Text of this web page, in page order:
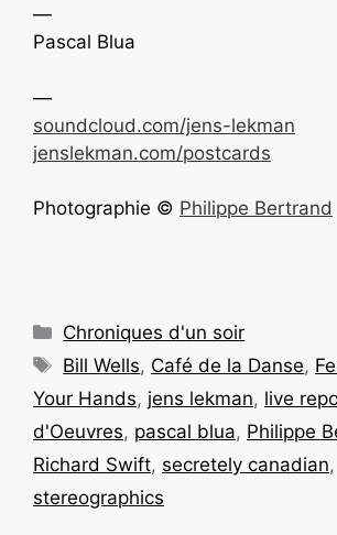
—
Pascal Blua
—
soundcloud.com/jens-lekman
jenslekman.com/postcards
Photographie © Philippe Bertrand
Chroniques d'un soir
Bill Wells, Café de la Danse,
Your Hands, jens lekman, live
d'Oeuvres, pascal blua, Philippe
Richard Swift, secretely canadian,
stereographics